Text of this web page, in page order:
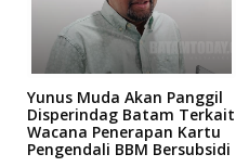
Yunus Muda Akan Panggil
Disperindag Batam Terkait
Wacana Penerapan Kartu
Pengendali BBM Bersubsidi